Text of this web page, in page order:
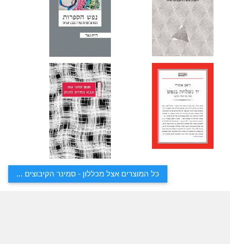
כל המוצרים אצל מכללון - סמינר הקיבוצים ...